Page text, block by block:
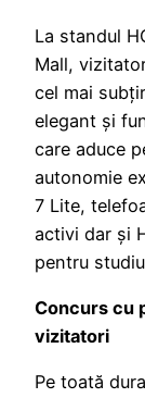
La standul
Mall,
cel mai
elegant și
care aduce
autonomie
7 Lite,
activi dar și
pentru
Concurs cu
vizitatori
Pe toată